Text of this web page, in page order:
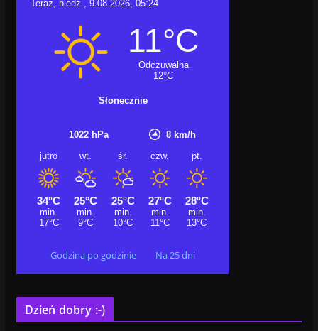
Godzina po godzinie Na 25 dni
Dzień dobry :-)